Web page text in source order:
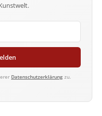
Datenschutzerklärung zu.